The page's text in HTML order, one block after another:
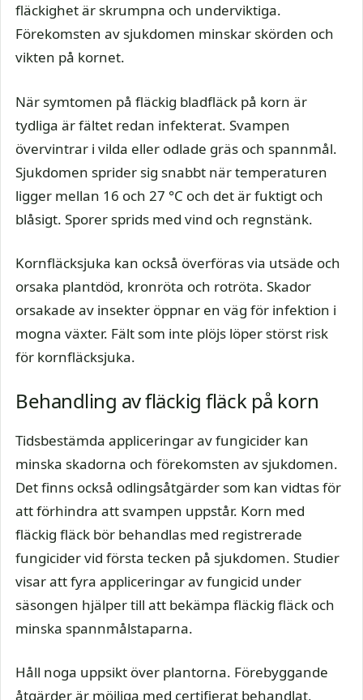
fläckighet är skrumpna och underviktiga.
Förekomsten av sjukdomen minskar skörden och
vikten på kornet.
När symtomen på fläckig bladfläck på korn är
tydliga är fältet redan infekterat. Svampen
övervintrar i vilda eller odlade gräs och spannmål.
Sjukdomen sprider sig snabbt när temperaturen
ligger mellan 16 och 27 °C och det är fuktigt och
blåsigt. Sporer sprids med vind och regnstänk.
Kornfläcksjuka kan också överföras via utsäde och
orsaka plantdöd, kronröta och rotröta. Skador
orsakade av insekter öppnar en väg för infektion i
mogna växter. Fält som inte plöjs löper störst risk
för kornfläcksjuka.
Behandling av fläckig fläck på korn
Tidsbestämda appliceringar av fungicider kan
minska skadorna och förekomsten av sjukdomen.
Det finns också odlingsåtgärder som kan vidtas för
att förhindra att svampen uppstår. Korn med
fläckig fläck bör behandlas med registrerade
fungicider vid första tecken på sjukdomen. Studier
visar att fyra appliceringar av fungicid under
säsongen hjälper till att bekämpa fläckig fläck och
minska spannmålstaparna.
Håll noga uppsikt över plantorna. Förebyggande
åtgärder är möjliga med certifierat behandlat,